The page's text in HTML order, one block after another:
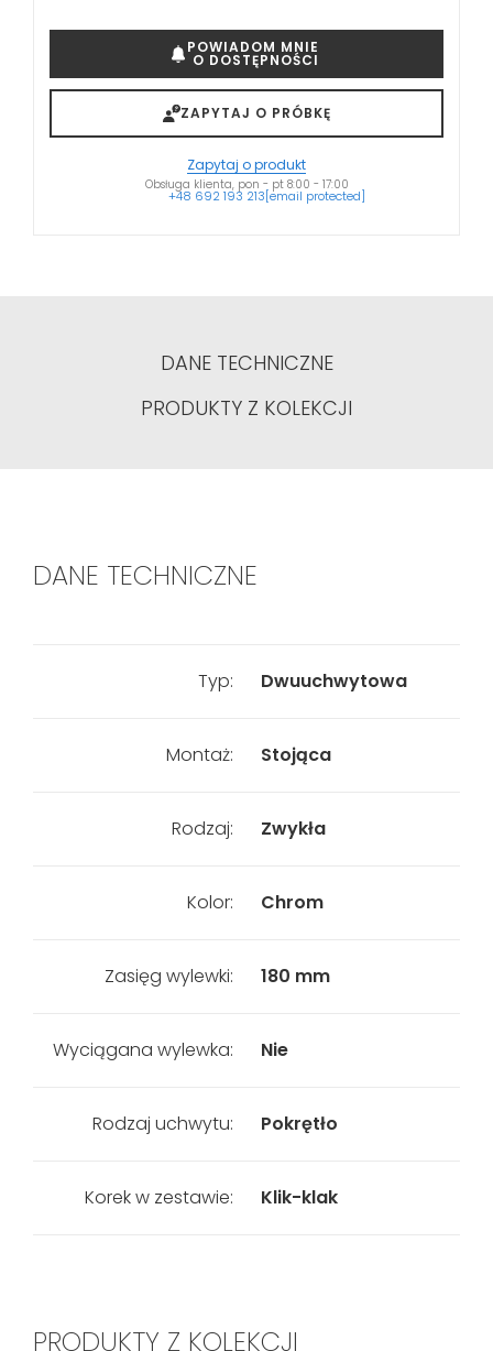
POWIADOM MNIE
O DOSTĘPNOŚCI
ZAPYTAJ O PRÓBKĘ
Zapytaj o produkt
Obsługa klienta, pon - pt 8:00 - 17:00
+48 692 193 213[email protected]
DANE TECHNICZNE
PRODUKTY Z KOLEKCJI
DANE TECHNICZNE
Typ: Dwuuchwytowa
Montaż: Stojąca
Rodzaj: Zwykła
Kolor: Chrom
Zasięg wylewki: 180 mm
Wyciągana wylewka: Nie
Rodzaj uchwytu: Pokrętło
Korek w zestawie: Klik-klak
PRODUKTY Z KOLEKCJI